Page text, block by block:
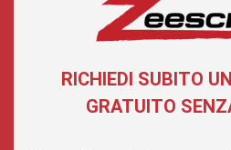
RICHIEDI SUBITO
GRATUITO